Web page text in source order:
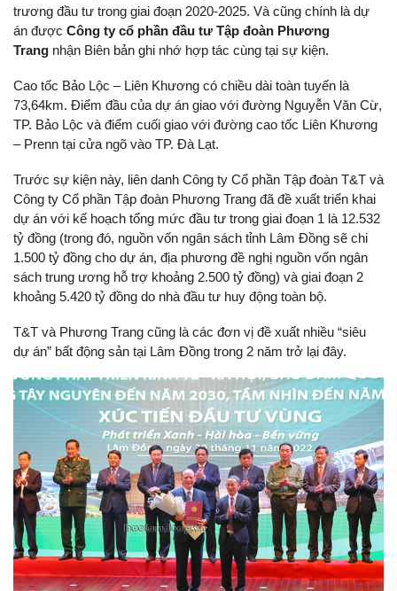
trương đầu tư trong giai đoạn 2020-2025. Và cũng chính là dự
án được Công ty cổ phần đầu tư Tập đoàn Phương
Trang nhận Biên bản ghi nhớ hợp tác cùng tại sự kiện.
Cao tốc Bảo Lộc – Liên Khương có chiều dài toàn tuyến là
73,64km. Điểm đầu của dự án giao với đường Nguyễn Văn Cừ,
TP. Bảo Lộc và điểm cuối giao với đường cao tốc Liên Khương
– Prenn tại cửa ngõ vào TP. Đà Lạt.
Trước sự kiện này, liên danh Công ty Cổ phần Tập đoàn T&T và
Công ty Cổ phần Tập đoàn Phương Trang đã đề xuất triển khai
dự án với kế hoạch tổng mức đầu tư trong giai đoạn 1 là 12.532
tỷ đồng (trong đó, nguồn vốn ngân sách tỉnh Lâm Đồng sẽ chi
1.500 tỷ đồng cho dự án, địa phương đề nghị nguồn vốn ngân
sách trung ương hỗ trợ khoảng 2.500 tỷ đồng) và giai đoạn 2
khoảng 5.420 tỷ đồng do nhà đầu tư huy động toàn bộ.
T&T và Phương Trang cũng là các đơn vị đề xuất nhiều “siêu
dự án” bất động sản tại Lâm Đồng trong 2 năm trở lại đây.